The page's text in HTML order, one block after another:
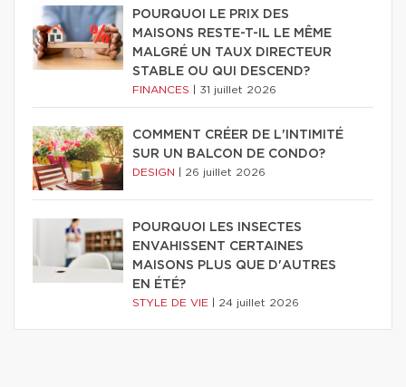
POURQUOI LE PRIX DES
MAISONS RESTE-T-IL LE MÊME
MALGRÉ UN TAUX DIRECTEUR
STABLE OU QUI DESCEND?
FINANCES 31 juillet 2026
COMMENT CRÉER DE L'INTIMITÉ
SUR UN BALCON DE CONDO?
DESIGN 26 juillet 2026
POURQUOI LES INSECTES
ENVAHISSENT CERTAINES
MAISONS PLUS QUE D'AUTRES
EN ÉTÉ?
STYLE DE VIE 24 juillet 2026